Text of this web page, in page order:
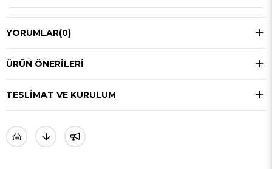
YORUMLAR(0)
ÜRÜN ÖNERILERI
TESLIMAT VE KURULUM